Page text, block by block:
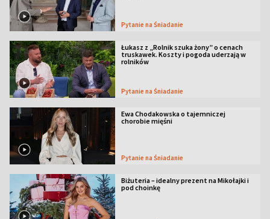
Pytanie na Śniadanie
Łukasz z „Rolnik szuka żony” o cenach
truskawek. Koszty i pogoda uderzają w
rolników
Pytanie na Śniadanie
Ewa Chodakowska o tajemniczej
chorobie mięśni
Pytanie na Śniadanie
Biżuteria – idealny prezent na Mikołajki i
pod choinkę